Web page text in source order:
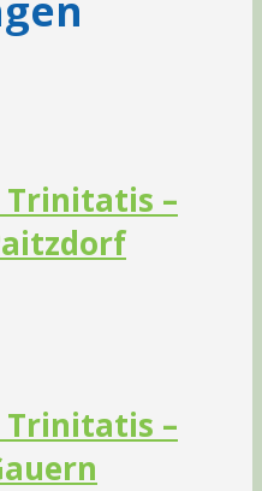
Trinitatis –
Trinitatis –